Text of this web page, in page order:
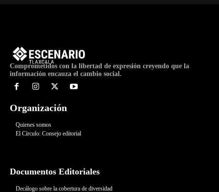
Comprometidos con la libertad de expresión creyendo que la
información encauza el cambio social.
Organización
Quienes somos
El Círculo: Consejo editorial
Documentos Editoriales
Decálogo sobre la cobertura de diversidad